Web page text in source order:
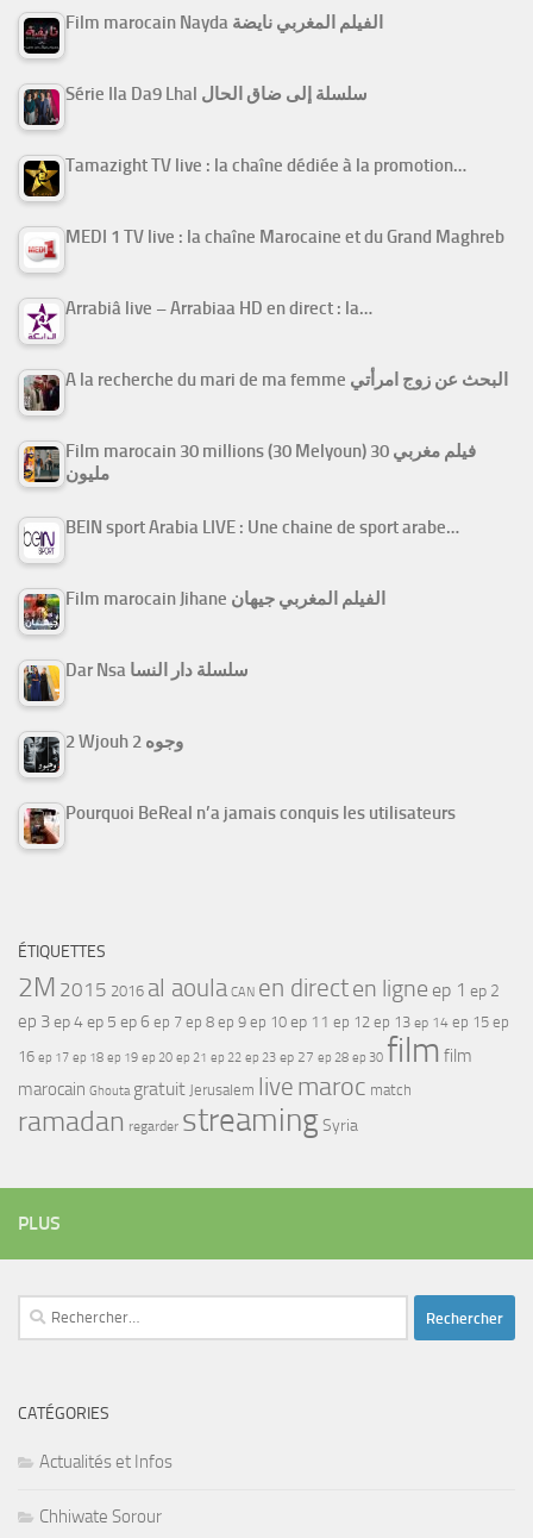
Film marocain Nayda الفيلم المغربي نايضة
Série Ila Da9 Lhal سلسلة إلى ضاق الحال
Tamazight TV live : la chaîne dédiée à la promotion…
MEDI 1 TV live : la chaîne Marocaine et du Grand Maghreb
Arrabiâ live – Arrabiaa HD en direct : la…
A la recherche du mari de ma femme البحث عن زوج امرأتي
Film marocain 30 millions (30 Melyoun) فيلم مغربي 30
مليون
BEIN sport Arabia LIVE : Une chaine de sport arabe…
Film marocain Jihane الفيلم المغربي جيهان
Dar Nsa سلسلة دار النسا
2 Wjouh 2 وجوه
Pourquoi BeReal n’a jamais conquis les utilisateurs
ÉTIQUETTES
2M 2015 2016 al aoula CAN en directen ligne ep 1 ep 2
ep 3ep 4ep 5 ep 6 ep 7 ep 8 ep 9 ep 10 ep 11 ep 12 ep 13 ep 14 ep 15 ep
16 ep 17 ep 18 ep 19 ep 20 ep 21 ep 22 ep 23 ep 27 ep 28 ep 30 film film
marocain Ghouta gratuit Jerusalem live maroc match
ramadan regarder streamingSyria
PLUS
Rechercher :
CATÉGORIES
Actualités et Infos
Chhiwate Sorour